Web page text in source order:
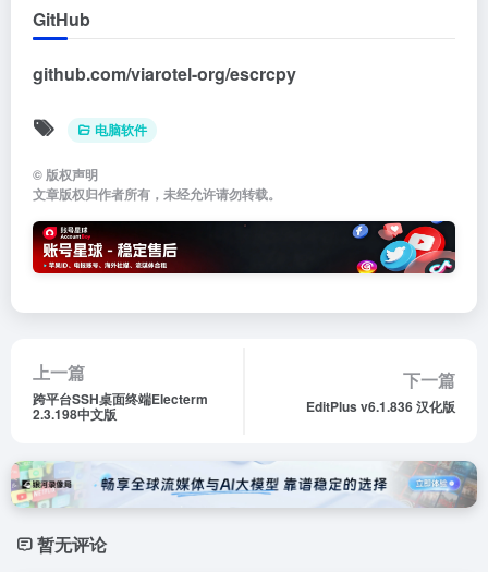
GitHub
github.com/viarotel-org/escrcpy
电脑软件
©版权声明
文章版权归作者所有，未经允许请勿转载。
上一篇
跨平台SSH桌面终端Electerm
2.3.198中文版
下一篇
EditPlus v6.1.836 汉化版
暂无评论